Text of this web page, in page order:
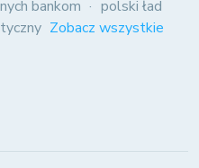
bankom
polski ład
Zobacz wszystkie